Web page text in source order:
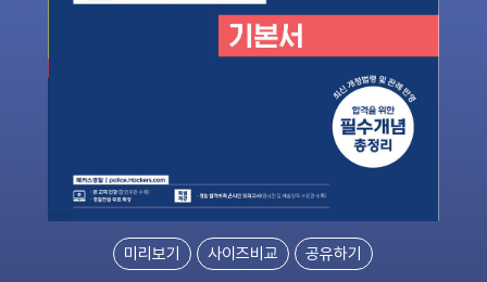
미리보기 사이즈비교 공유하기